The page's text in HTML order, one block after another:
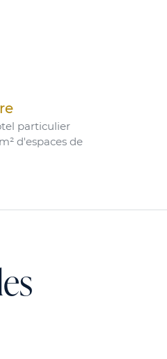
particulier
d'espaces de